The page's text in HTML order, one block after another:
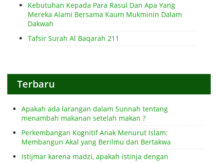
Kebutuhan Kepada Para Rasul Dan Apa Yang
Mereka Alami Bersama Kaum Mukminin Dalam
Dakwah
Tafsir Surah Al Baqarah 211
Terbaru
Apakah ada larangan dalam Sunnah tentang
menambah makanan setelah makan ?
Perkembangan Kognitif Anak Menurut Islam:
Membangun Akal yang Berilmu dan Bertakwa
Istijmar karena madzi, apakah istinja dengan